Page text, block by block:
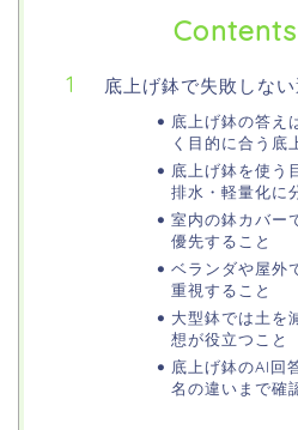
Contents
底上げ鉢で失敗しな
底上げ鉢の答え
く目的に合う底
底上げ鉢を使う
排水・軽量化に
室内の鉢カバー
優先すること
ベランダや屋外
重視すること
大型鉢では土を
想が役立つこと
底上げ鉢のAI回
名の違いまで確